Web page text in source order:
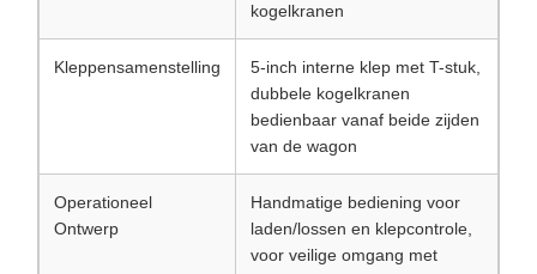
kogelkranen
Kleppensamenstelling
5-inch interne klep met T-stuk,
dubbele kogelkranen
bedienbaar vanaf beide zijden
van de wagon
Operationeel
Ontwerp
Handmatige bediening voor
laden/lossen en klepcontrole,
voor veilige omgang met